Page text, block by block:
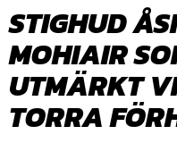
STIGHUD
MOHIAIR
UTMÄRKT
TORRA